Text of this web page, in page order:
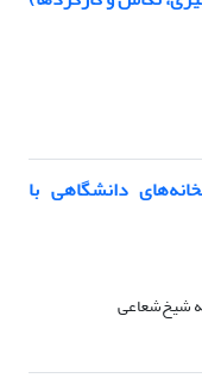
دانشگاهی با
شیخ‌شعاعی